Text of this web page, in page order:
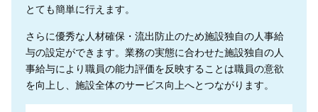
とても簡単に行えます。
さらに優秀な人材確保・流出防止のため施設独自の人事給
与の設定ができます。業務の実態に合わせた施設独自の人
事給与により職員の能力評価を反映することは職員の意欲
を向上し、施設全体のサービス向上へとつながります。